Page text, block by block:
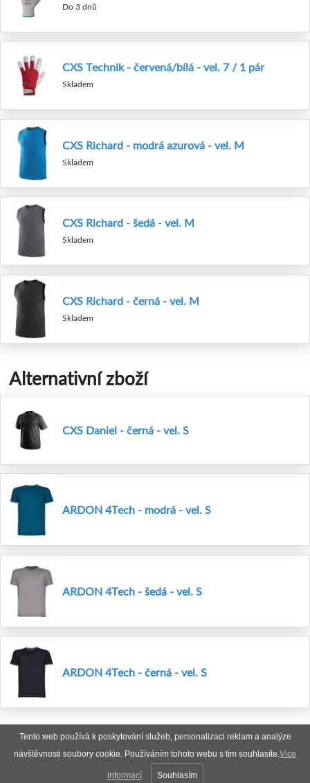
Tento web používá k poskytování služeb, personalizaci reklam a analýze
návštěvnosti soubory cookie. Používáním tohoto webu s tím souhlasíte.Vice
informací Souhlasím
Do 3 dnů
CXS Technik - červená/bílá - vel. 7 / 1 pár
Skladem
CXS Richard - modrá azurová - vel. M
Skladem
CXS Richard - šedá - vel. M
Skladem
CXS Richard - černá - vel. M
Skladem
Alternativní zboží
CXS Daniel - černá - vel. S
ARDON 4Tech - modrá - vel. S
ARDON 4Tech - šedá - vel. S
ARDON 4Tech - černá - vel. S